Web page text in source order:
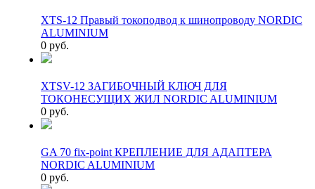
XTS-12 Правый токоподвод к шинопроводу NORDIC
ALUMINIUM
0 руб.
XTSV-12 ЗАГИБОЧНЫЙ КЛЮЧ ДЛЯ
ТОКОНЕСУЩИХ ЖИЛ NORDIC ALUMINIUM
0 руб.
GA 70 fix-point КРЕПЛЕНИЕ ДЛЯ АДАПТЕРА
NORDIC ALUMINIUM
0 руб.